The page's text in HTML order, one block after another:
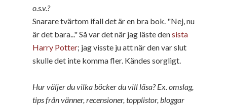
o.s.v.?
Snarare tvärtom ifall det är en bra bok. "Nej, nu
är det bara..." Så var det när jag läste densista
Harry Potter; jag visste ju att när den var slut
skulle det inte komma fler. Kändes sorgligt.
Hur väljer du vilka böcker du vill läsa? Ex. omslag,
tips från vänner, recensioner, topplistor, bloggar